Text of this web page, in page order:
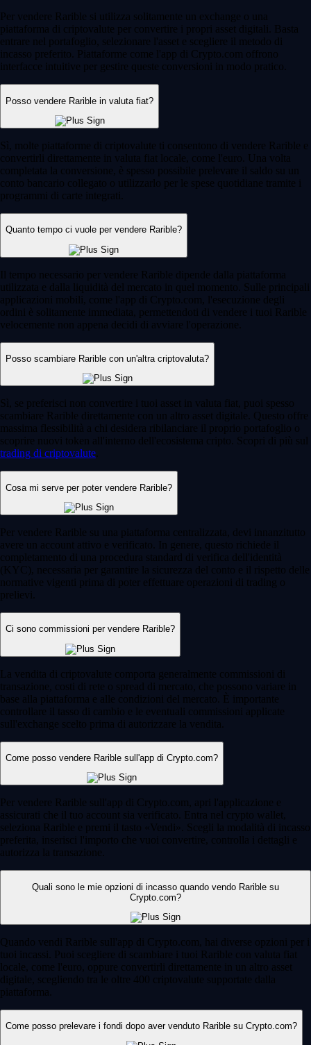
Per vendere Rarible si utilizza solitamente un exchange o una
piattaforma di criptovalute per convertire i propri asset digitali. Basta
entrare nel portafoglio, selezionare l'asset e scegliere il metodo di
incasso preferito. Piattaforme come l'app di Crypto.com offrono
interfacce intuitive per gestire queste conversioni in modo pratico.
Posso vendere Rarible in valuta fiat?
Sì, molte piattaforme di criptovalute ti consentono di vendere Rarible e
convertirli direttamente in valuta fiat locale, come l'euro. Una volta
completata la conversione, è spesso possibile prelevare il saldo su un
conto bancario collegato o utilizzarlo per le spese quotidiane tramite i
programmi di carte integrati.
Quanto tempo ci vuole per vendere Rarible?
Il tempo necessario per vendere Rarible dipende dalla piattaforma
utilizzata e dalla liquidità del mercato in quel momento. Sulle principali
applicazioni mobili, come l'app di Crypto.com, l'esecuzione degli
ordini è solitamente immediata, permettendoti di vendere i tuoi Rarible
velocemente non appena decidi di avviare l'operazione.
Posso scambiare Rarible con un'altra criptovaluta?
Sì, se preferisci non convertire i tuoi asset in valuta fiat, puoi spesso
scambiare Rarible direttamente con un altro asset digitale. Questo offre
massima flessibilità a chi desidera ribilanciare il proprio portafoglio o
scoprire nuovi token all'interno dell'ecosistema cripto. Scopri di più sul
trading di criptovalute
Cosa mi serve per poter vendere Rarible?
Per vendere Rarible su una piattaforma centralizzata, devi innanzitutto
avere un account attivo e verificato. In genere, questo richiede il
completamento di una procedura standard di verifica dell'identità
(KYC), necessaria per garantire la sicurezza del conto e il rispetto delle
normative vigenti prima di poter effettuare operazioni di trading o
prelievi.
Ci sono commissioni per vendere Rarible?
La vendita di criptovalute comporta generalmente commissioni di
transazione, costi di rete o spread di mercato, che possono variare in
base alla piattaforma e alle condizioni del mercato. È importante
controllare il tasso di cambio e le eventuali commissioni applicate
sull'exchange scelto prima di autorizzare la vendita.
Come posso vendere Rarible sull'app di Crypto.com?
Per vendere Rarible sull'app di Crypto.com, apri l'applicazione e
assicurati che il tuo account sia verificato. Entra nel crypto wallet,
seleziona Rarible e premi il tasto «Vendi». Scegli la modalità di incasso
preferita, inserisci l'importo che vuoi convertire, controlla i dettagli e
autorizza la transazione.
Quali sono le mie opzioni di incasso quando vendo Rarible su
Crypto.com?
Quando vendi Rarible sull'app di Crypto.com, hai diverse opzioni per i
tuoi incassi. Puoi scegliere di scambiare i tuoi Rarible con valuta fiat
locale, come l'euro, oppure convertirli direttamente in un altro asset
digitale, scegliendo tra le oltre 400 criptovalute supportate dalla
piattaforma.
Come posso prelevare i fondi dopo aver venduto Rarible su Crypto.com?